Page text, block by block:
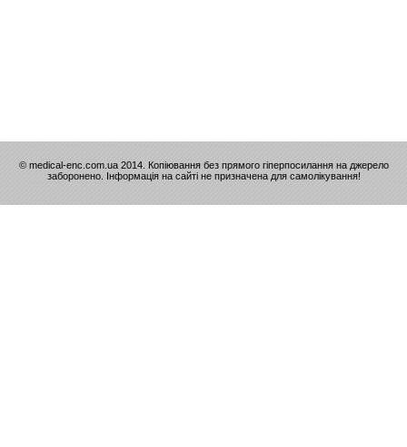
© medical-enc.com.ua 2014. Копіювання без прямого гіперпосилання на джерело
заборонено. Інформація на сайті не призначена для самолікування!